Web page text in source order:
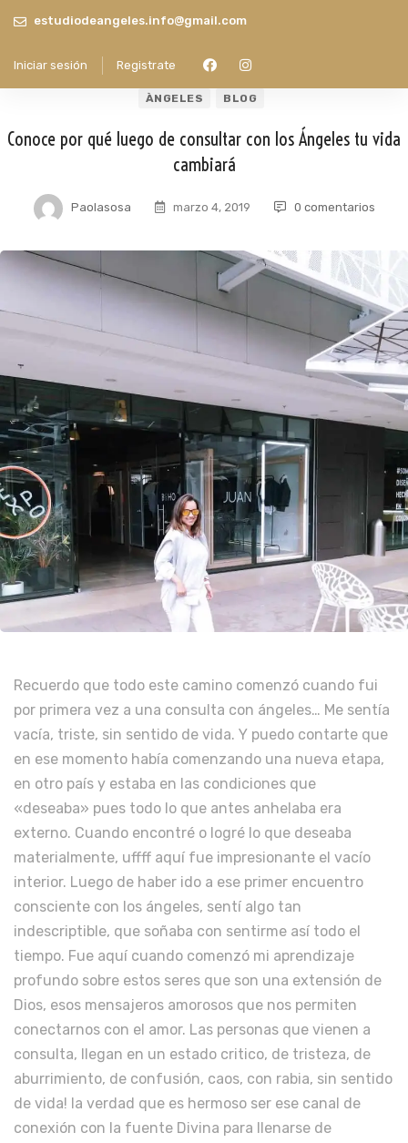
estudiodeangeles.info@gmail.com
Iniciar sesión Registrate
ÀNGELES BLOG
Conoce por qué luego de consultar con los Ángeles tu vida
cambiará
Paolasosa marzo 4, 2019 0 comentarios
Recuerdo que todo este camino comenzó cuando fui
por primera vez a una consulta con ángeles… Me sentía
vacía, triste, sin sentido de vida. Y puedo contarte que
en ese momento había comenzando una nueva etapa,
en otro país y estaba en las condiciones que
«deseaba» pues todo lo que antes anhelaba era
externo. Cuando encontré o logré lo que deseaba
materialmente, uffff aquí fue impresionante el vacío
interior. Luego de haber ido a ese primer encuentro
consciente con los ángeles, sentí algo tan
indescriptible, que soñaba con sentirme así todo el
tiempo. Fue aquí cuando comenzó mi aprendizaje
profundo sobre estos seres que son una extensión de
Dios, esos mensajeros amorosos que nos permiten
conectarnos con el amor. Las personas que vienen a
consulta, llegan en un estado critico, de tristeza, de
aburrimiento, de confusión, caos, con rabia, sin sentido
de vida! la verdad que es hermoso ser ese canal de
conexión con la fuente Divina para llenarse de